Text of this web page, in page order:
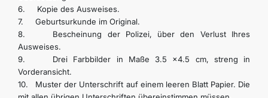
6. Kopie des Ausweises.
7. Geburtsurkunde im Original.
8. Bescheinung der Polizei, über den Verlust Ihres
Ausweises.
9. Drei Farbbilder in Maße 3.5 x4.5 cm, streng in
Vorderansicht.
10. Muster der Unterschrift auf einem leeren Blatt Papier. Die